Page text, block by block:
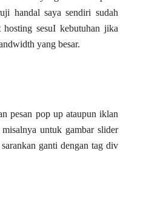
handal saya sendiri sudah
sesuI kebutuhan jika
yang besar.
pesan pop up ataupun iklan
untuk gambar slider
ganti dengan tag div